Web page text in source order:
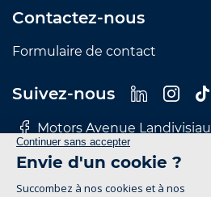
Contactez-nous
Formulaire de contact
Suivez-nous
Motors Avenue Landivisiau
Motors Avenue Le Mans